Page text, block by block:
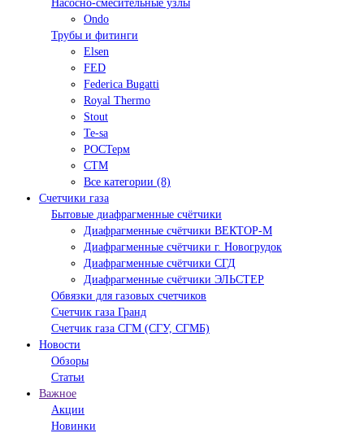
Насосно-смесительные узлы
Ondo
Трубы и фитинги
Elsen
FED
Federica Bugatti
Royal Thermo
Stout
Te-sa
РОСТерм
СТМ
Все категории (8)
Счетчики газа
Бытовые диафрагменные счётчики
Диафрагменные счётчики ВЕКТОР-М
Диафрагменные счётчики г. Новогрудок
Диафрагменные счётчики СГД
Диафрагменные счётчики ЭЛЬСТЕР
Обвязки для газовых счетчиков
Счетчик газа Гранд
Счетчик газа СГМ (СГУ, СГМБ)
Новости
Обзоры
Статьи
Важное
Акции
Новинки